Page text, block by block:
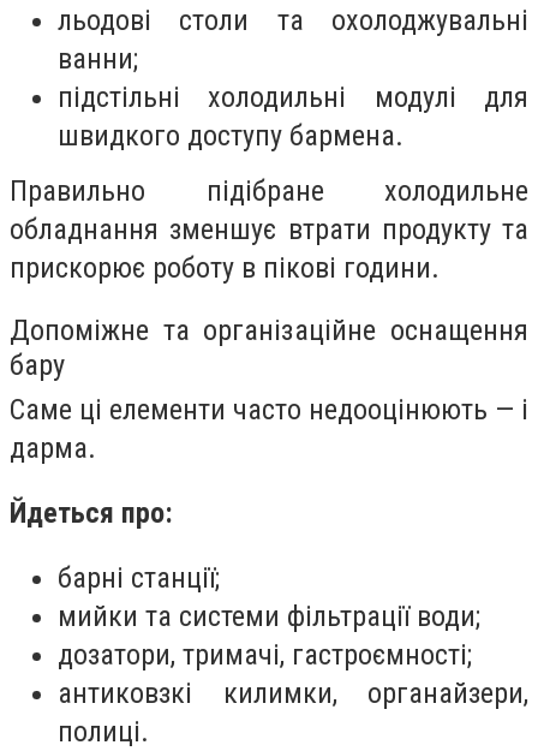
льодові столи та охолоджувальні
ванни;
підстільні холодильні модулі для
швидкого доступу бармена.
Правильно підібране холодильне
обладнання зменшує втрати продукту та
прискорює роботу в пікові години.
Допоміжне та організаційне оснащення
бару
Саме ці елементи часто недооцінюють — і
дарма.
Йдеться про:
барні станції;
мийки та системи фільтрації води;
дозатори, тримачі, гастроємності;
антиковзкі килимки, органайзери,
полиці.